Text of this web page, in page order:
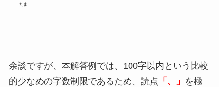
たま
余談ですが、本解答例では、100字以内という比較
的少なめの字数制限であるため、読点 「、」 を極